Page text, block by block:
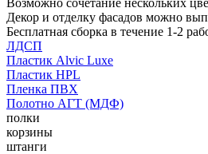
Декор и отделку фасадов можно
Бесплатная сборка в течение 1-2
ЛДСП
Пластик Alvic Luxe
Пластик HPL
Пленка ПВХ
Полотно АГТ (МДФ)
полки
корзины
штанги